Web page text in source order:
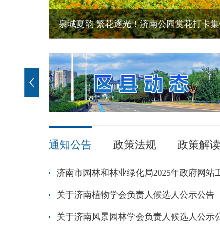
泉城夏韵 繁花逐光！济南公园赏花打卡
通知公告 政策法规 政策解读
济南市园林和林业绿化局2025年政府网站
关于济南植物学会负责人候选人公示公告
关于济南风景园林学会负责人候选人公示